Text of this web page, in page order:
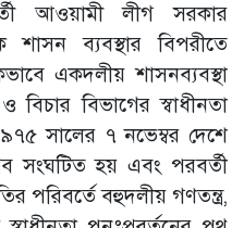
আওয়ামী লীগ সরকার
শাসন ব্যবস্থার বিপরীতে
একদলীয় শাসনব্যবস্থা
বিভাগের স্বাধীনতা
সালের ৭ নভেম্বর দেশে
সংঘটিত হয় এবং পরবর্তী
পরিবর্তে বহুদলীয় গণতন্ত্র,